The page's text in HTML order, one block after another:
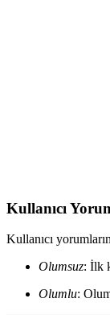
ve hafif yapısı,
CVS DN
Çubuk Blender
CVS DN 1275 ve
mutfak el
performans ve
Kullanıcı
Kullanıcı
Olumsuz: İlk
Olumlu: